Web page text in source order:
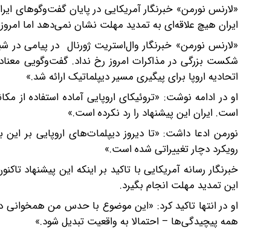
«لارنس نورمن» خبرنگار آمریکایی در پایان گفت‌وگوهای
ایران هیچ علاقه‌ای به تمدید مهلت نشان نمی‌دهد اما
«لارنس نورمن» خبرنگار وال‌استریت ژورنال در پیامی
شکست بزرگی در مذاکرات امروز رخ نداد. گفت‌وگویی
اتحادیه اروپا برای پیگیری مسیر دیپلماتیک ارائه شد.»
او در ادامه نوشت: «تروئیکای اروپایی آماده استفاده
است. ایران این پیشنهاد را رد نکرده است.»
نورمن ادعا داشت: «تا دیروز دیپلمات‌های اروپایی بر
رویکرد دچار تغییراتی شده است.»
خبرنگار رسانه آمریکایی با تاکید بر اینکه این
این تمدید مهلت انجام بگیرد.
او در انتها تاکید کرد: «این موضوع با حدس من همخوانی
همه‌ پیچیدگی‌ها – احتمالا به واقعیت تبدیل شود.»